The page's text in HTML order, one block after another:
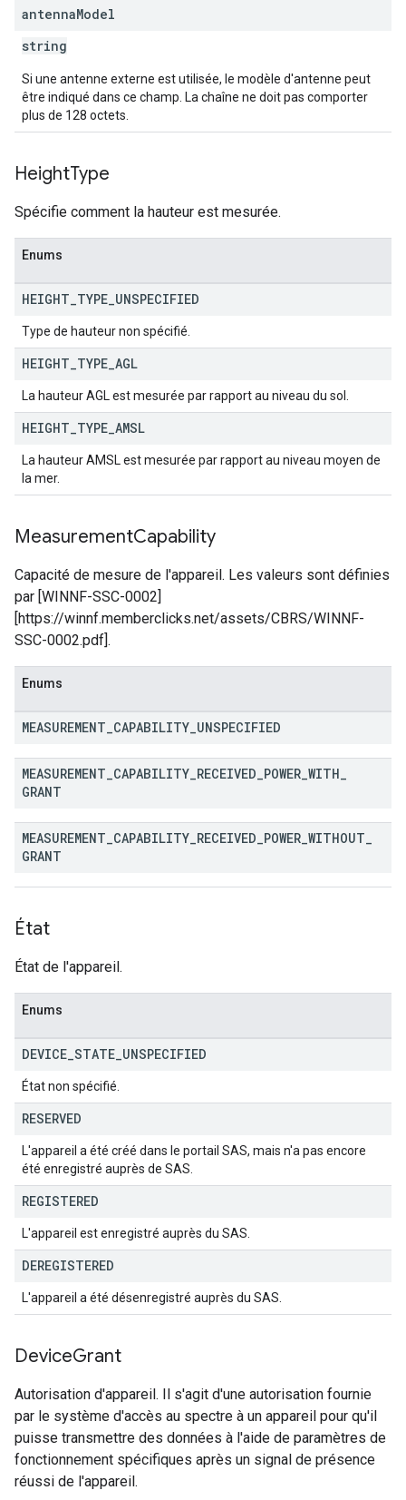
antennaModel
string
Si une antenne externe est utilisée, le modèle d'antenne peut
être indiqué dans ce champ. La chaîne ne doit pas comporter
plus de 128 octets.
HeightType
Spécifie comment la hauteur est mesurée.
Enums
HEIGHT TYPE UNSPECIFIED
Type de hauteur non spécifié.
HEIGHT TYPE AGL
La hauteur AGL est mesurée par rapport au niveau du sol.
HEIGHT TYPE AMSL
La hauteur AMSL est mesurée par rapport au niveau moyen de
la mer.
MeasurementCapability
Capacité de mesure de l'appareil. Les valeurs sont définies
par [WINNF-SSC-0002]
[https://winnf.memberclicks.net/assets/CBRS/WINNF-
SSC-0002.pdf].
Enums
MEASUREMENT CAPABILITY UNSPECIFIED
MEASUREMENT CAPABILITY RECEIVED POWER WITH
GRANT
MEASUREMENT CAPABILITY RECEIVED POWER WITHOUT
GRANT
État
État de l'appareil.
Enums
DEVICE STATE UNSPECIFIED
État non spécifié.
RESERVED
L'appareil a été créé dans le portail SAS, mais n'a pas encore
été enregistré auprès de SAS.
REGISTERED
L'appareil est enregistré auprès du SAS.
DEREGISTERED
L'appareil a été désenregistré auprès du SAS.
DeviceGrant
Autorisation d'appareil. Il s'agit d'une autorisation fournie
par le système d'accès au spectre à un appareil pour qu'il
puisse transmettre des données à l'aide de paramètres de
fonctionnement spécifiques après un signal de présence
réussi de l'appareil.